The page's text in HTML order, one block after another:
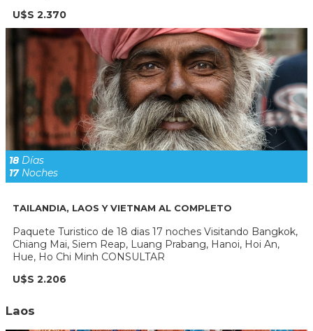
U$S 2.370
18 Días
17Noches
TAILANDIA, LAOS Y VIETNAM AL COMPLETO
Paquete Turistico de 18 dias 17 noches Visitando Bangkok,
Chiang Mai, Siem Reap, Luang Prabang, Hanoi, Hoi An,
Hue, Ho Chi Minh CONSULTAR
U$S 2.206
Laos